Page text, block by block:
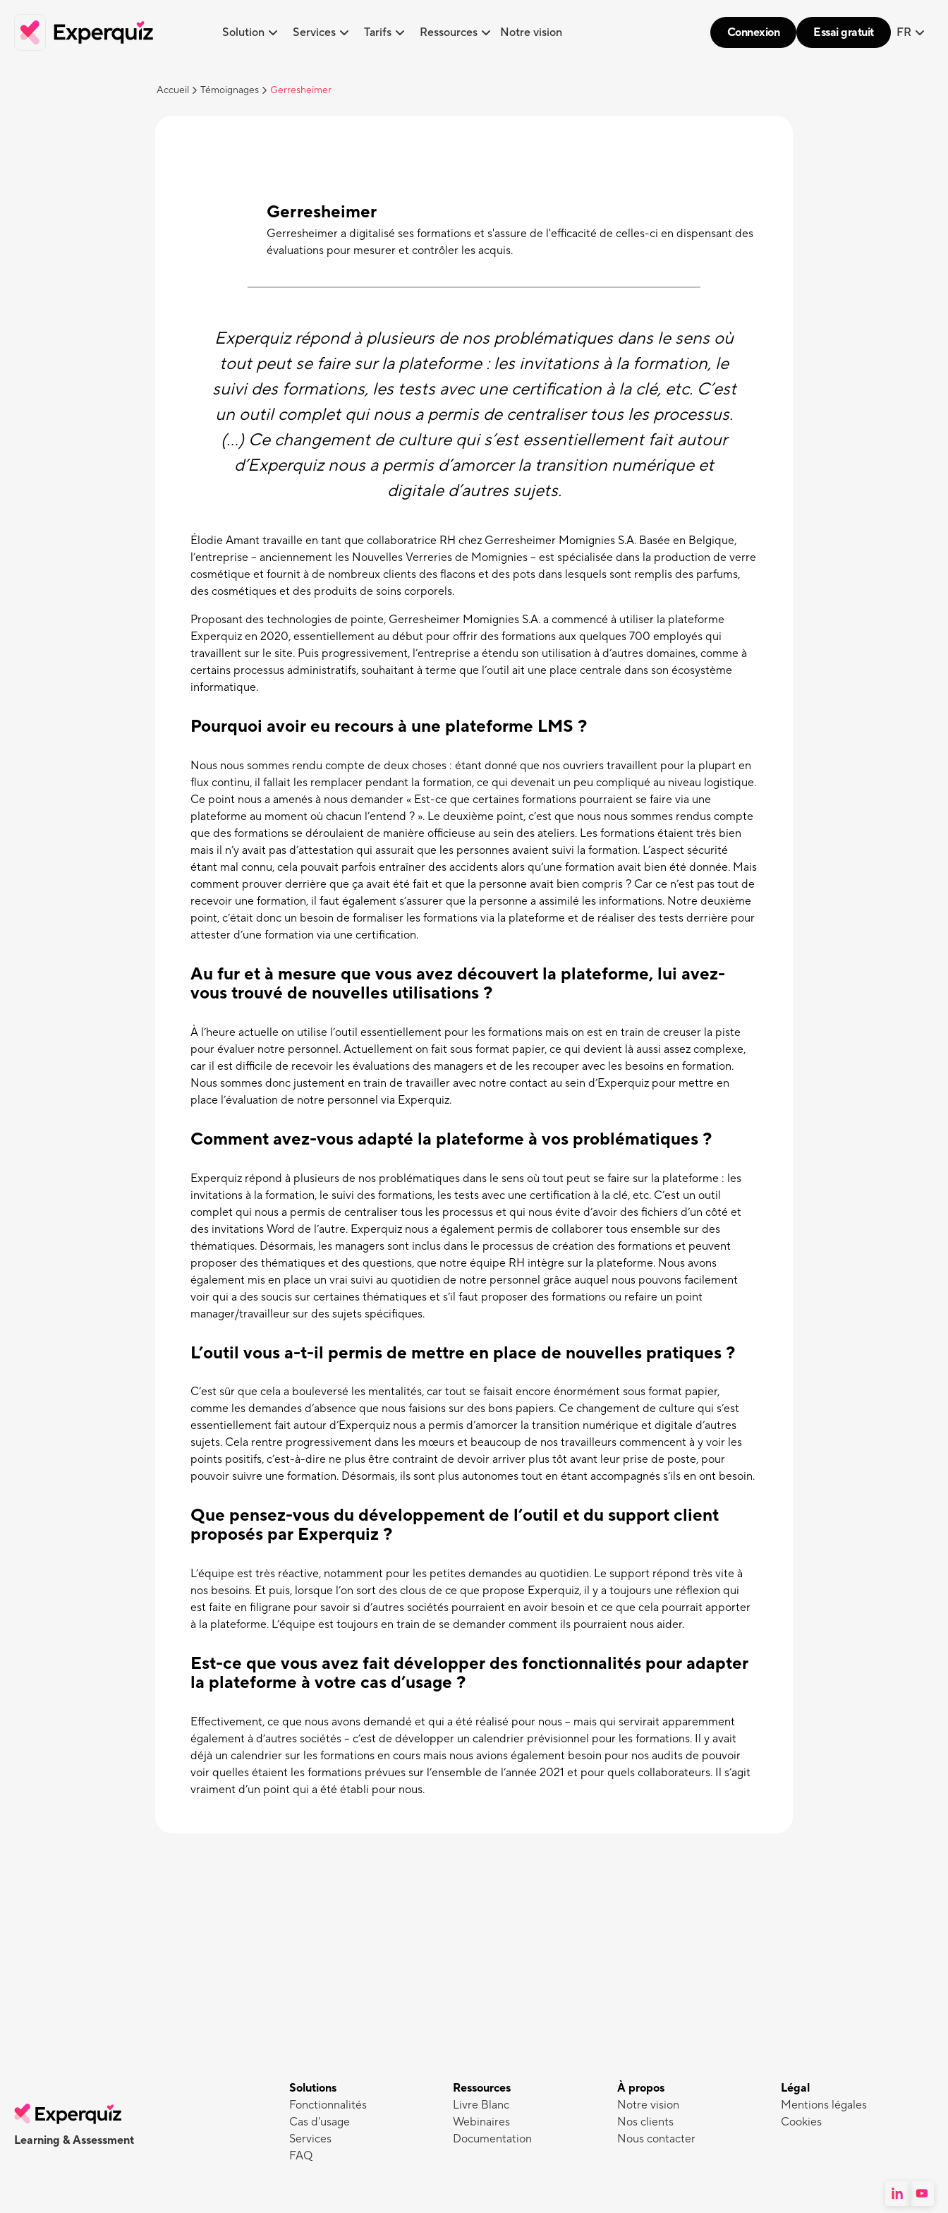
Solution Services Tarifs Ressources Notre vision Connexion Essai gratuit FR
Accueil Témoignages Gerresheimer
Gerresheimer
Gerresheimer a digitalisé ses formations et s'assure de l'efficacité de celles-ci en dispensant des
évaluations pour mesurer et contrôler les acquis.
Experquiz répond à plusieurs de nos problématiques dans le sens où
tout peut se faire sur la plateforme : les invitations à la formation, le
suivi des formations, les tests avec une certification à la clé, etc. C’est
un outil complet qui nous a permis de centraliser tous les processus.
(...) Ce changement de culture qui s’est essentiellement fait autour
d’Experquiz nous a permis d’amorcer la transition numérique et
digitale d’autres sujets.
Élodie Amant travaille en tant que collaboratrice RH chez Gerresheimer Momignies S.A. Basée en Belgique,
l’entreprise – anciennement les Nouvelles Verreries de Momignies – est spécialisée dans la production de verre
cosmétique et fournit à de nombreux clients des flacons et des pots dans lesquels sont remplis des parfums,
des cosmétiques et des produits de soins corporels.
Proposant des technologies de pointe, Gerresheimer Momignies S.A. a commencé à utiliser la plateforme
Experquiz en 2020, essentiellement au début pour offrir des formations aux quelques 700 employés qui
travaillent sur le site. Puis progressivement, l’entreprise a étendu son utilisation à d’autres domaines, comme à
certains processus administratifs, souhaitant à terme que l’outil ait une place centrale dans son écosystème
informatique.
Pourquoi avoir eu recours à une plateforme LMS ?
Nous nous sommes rendu compte de deux choses : étant donné que nos ouvriers travaillent pour la plupart en
flux continu, il fallait les remplacer pendant la formation, ce qui devenait un peu compliqué au niveau logistique.
Ce point nous a amenés à nous demander « Est-ce que certaines formations pourraient se faire via une
plateforme au moment où chacun l’entend ? ». Le deuxième point, c’est que nous nous sommes rendus compte
que des formations se déroulaient de manière officieuse au sein des ateliers. Les formations étaient très bien
mais il n’y avait pas d’attestation qui assurait que les personnes avaient suivi la formation. L’aspect sécurité
étant mal connu, cela pouvait parfois entraîner des accidents alors qu’une formation avait bien été donnée. Mais
comment prouver derrière que ça avait été fait et que la personne avait bien compris ? Car ce n’est pas tout de
recevoir une formation, il faut également s’assurer que la personne a assimilé les informations. Notre deuxième
point, c’était donc un besoin de formaliser les formations via la plateforme et de réaliser des tests derrière pour
attester d’une formation via une certification.
Au fur et à mesure que vous avez découvert la plateforme, lui avez-
vous trouvé de nouvelles utilisations ?
À l’heure actuelle on utilise l’outil essentiellement pour les formations mais on est en train de creuser la piste
pour évaluer notre personnel. Actuellement on fait sous format papier, ce qui devient là aussi assez complexe,
car il est difficile de recevoir les évaluations des managers et de les recouper avec les besoins en formation.
Nous sommes donc justement en train de travailler avec notre contact au sein d’Experquiz pour mettre en
place l’évaluation de notre personnel via Experquiz.
Comment avez-vous adapté la plateforme à vos problématiques ?
Experquiz répond à plusieurs de nos problématiques dans le sens où tout peut se faire sur la plateforme : les
invitations à la formation, le suivi des formations, les tests avec une certification à la clé, etc. C’est un outil
complet qui nous a permis de centraliser tous les processus et qui nous évite d’avoir des fichiers d’un côté et
des invitations Word de l’autre. Experquiz nous a également permis de collaborer tous ensemble sur des
thématiques. Désormais, les managers sont inclus dans le processus de création des formations et peuvent
proposer des thématiques et des questions, que notre équipe RH intègre sur la plateforme. Nous avons
également mis en place un vrai suivi au quotidien de notre personnel grâce auquel nous pouvons facilement
voir qui a des soucis sur certaines thématiques et s’il faut proposer des formations ou refaire un point
manager/travailleur sur des sujets spécifiques.
L’outil vous a-t-il permis de mettre en place de nouvelles pratiques ?
C’est sûr que cela a bouleversé les mentalités, car tout se faisait encore énormément sous format papier,
comme les demandes d’absence que nous faisions sur des bons papiers. Ce changement de culture qui s’est
essentiellement fait autour d’Experquiz nous a permis d’amorcer la transition numérique et digitale d’autres
sujets. Cela rentre progressivement dans les mœurs et beaucoup de nos travailleurs commencent à y voir les
points positifs, c’est-à-dire ne plus être contraint de devoir arriver plus tôt avant leur prise de poste, pour
pouvoir suivre une formation. Désormais, ils sont plus autonomes tout en étant accompagnés s’ils en ont besoin.
Que pensez-vous du développement de l’outil et du support client
proposés par Experquiz ?
L’équipe est très réactive, notamment pour les petites demandes au quotidien. Le support répond très vite à
nos besoins. Et puis, lorsque l’on sort des clous de ce que propose Experquiz, il y a toujours une réflexion qui
est faite en filigrane pour savoir si d’autres sociétés pourraient en avoir besoin et ce que cela pourrait apporter
à la plateforme. L’équipe est toujours en train de se demander comment ils pourraient nous aider.
Est-ce que vous avez fait développer des fonctionnalités pour adapter
la plateforme à votre cas d’usage ?
Effectivement, ce que nous avons demandé et qui a été réalisé pour nous – mais qui servirait apparemment
également à d’autres sociétés – c’est de développer un calendrier prévisionnel pour les formations. Il y avait
déjà un calendrier sur les formations en cours mais nous avions également besoin pour nos audits de pouvoir
voir quelles étaient les formations prévues sur l’ensemble de l’année 2021 et pour quels collaborateurs. Il s’agit
vraiment d’un point qui a été établi pour nous.
Learning & Assessment
Solutions
Fonctionnalités
Cas d'usage
Services
FAQ
Ressources
Livre Blanc
Webinaires
Documentation
À propos
Notre vision
Nos clients
Nous contacter
Légal
Mentions légales
Cookies